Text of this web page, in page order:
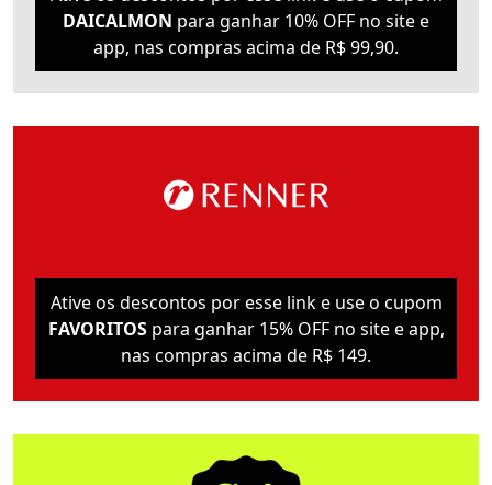
DAICALMON para ganhar 10% OFF no site e
app, nas compras acima de R$ 99,90.
Ative os descontos por esse link e use o cupom
FAVORITOSpara ganhar 15% OFF no site e app,
nas compras acima de R$ 149.